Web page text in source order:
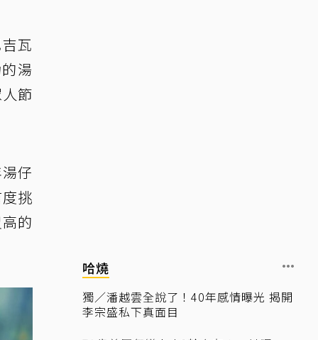
瓦
湯
節
仔
挑
的
哈燒
獨／潘越雲全說了！40年感情曝光 揭開
李宗盛私下真面目